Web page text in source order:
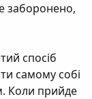
заборонено,
спосіб
самому собі
Коли прийде